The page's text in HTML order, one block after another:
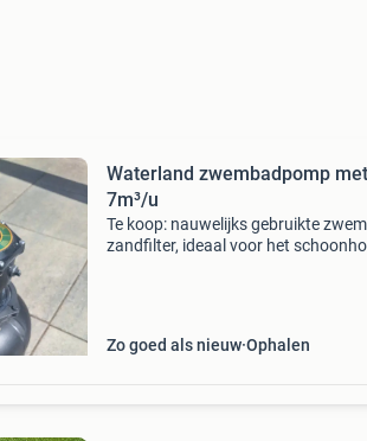
Waterland zwembadpomp
7m³/u
Te koop: nauwelijks gebruikte
zandfilter, ideaal voor het
Zo goed als nieuw Ophalen